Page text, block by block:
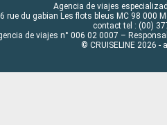
Agencia de viajes
rue du gabian Les flots bleus MC 98 000
contact tel : (00)
de viajes n° 006 02 0007 –
© CRUISELINE 2026 -